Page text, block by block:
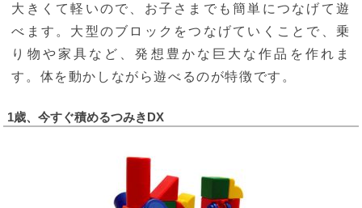
大きくて軽いので、お子さまでも簡単につなげて遊
べます。大型のブロックをつなげていくことで、乗
り物や家具など、発想豊かな巨大な作品を作れま
す。体を動かしながら遊べるのが特徴です。
1歳、今すぐ積めるつみきDX